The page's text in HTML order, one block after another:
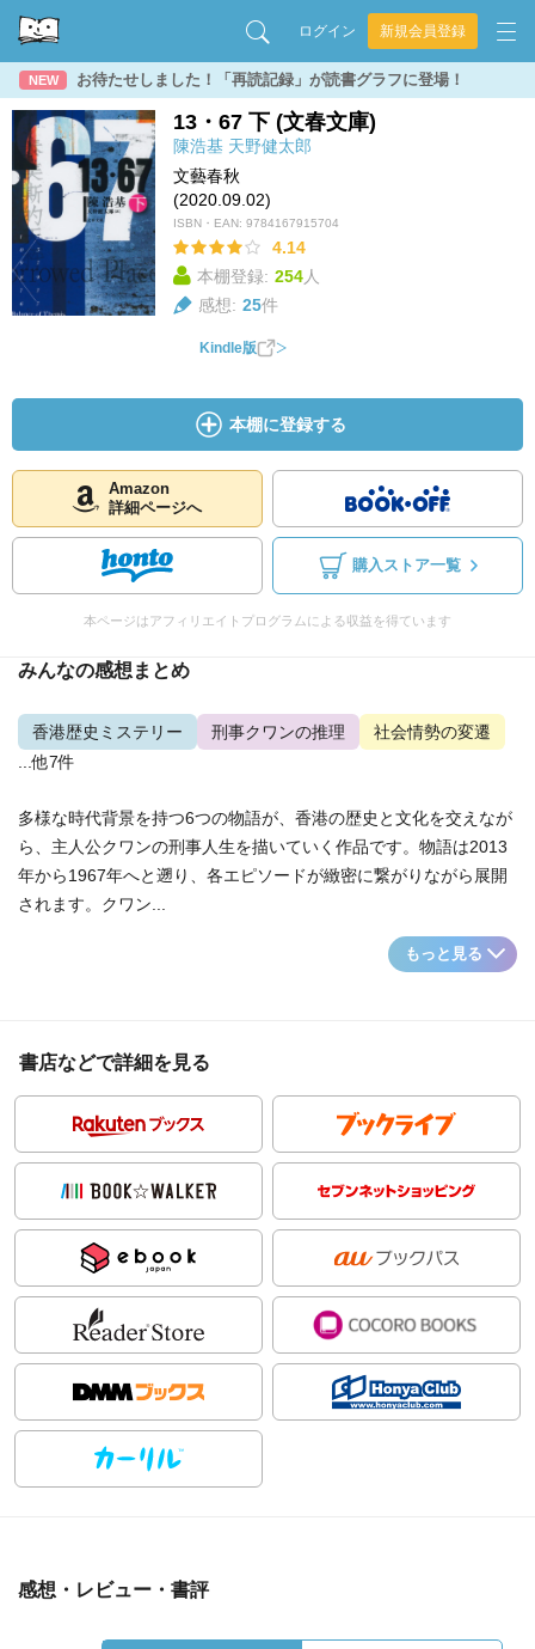
ログイン 新規会員登録
NEW お待たせしました！「再読記録」が読書グラフに登場！
13・67 下 (文春文庫)
陳浩基 天野健太郎
文藝春秋
(2020.09.02)
ISBN・EAN: 9784167915704
4.14
本棚登録: 254人
感想: 25件
Kindle版
本棚に登録する
Amazon
詳細ページへ
購入ストア一覧
本ページはアフィリエイトプログラムによる収益を得ています
みんなの感想まとめ
香港歴史ミステリー 刑事クワンの推理
社会情勢の変遷
...他7件
多様な時代背景を持つ6つの物語が、香港の歴史と文化を交えなが
ら、主人公クワンの刑事人生を描いていく作品です。物語は2013
年から1967年へと遡り、各エピソードが緻密に繋がりながら展開
されます。クワン...
もっと見る
書店などで詳細を見る
感想・レビュー・書評